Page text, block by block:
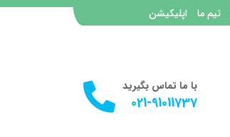
تیم ما اپلیکیشن
با ما تماس بگیرید
021-91011737